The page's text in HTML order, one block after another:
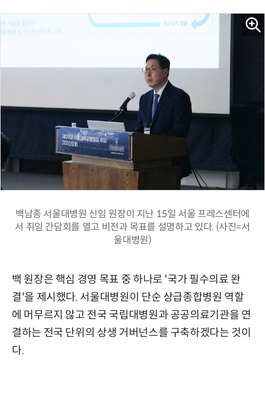
백남종 서울대병원 신임 원장이 지난 15일 서울 프레스센터에
서 취임 간담회를 열고 비전과 목표를 설명하고 있다. (사진=서
울대병원)
백 원장은 핵심 경영 목표 중 하나로 '국가 필수의료 완
결'을 제시했다. 서울대병원이 단순 상급종합병원 역할
에 머무르지 않고 전국 국립대병원과 공공의료기관을 연
결하는 전국 단위의 상생 거버넌스를 구축하겠다는 것이
다.